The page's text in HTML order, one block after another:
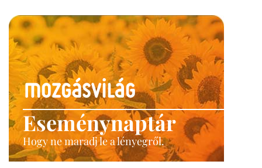
Eseménynaptár
Hogy ne maradj le a lényegről.